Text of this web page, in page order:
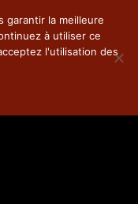
garantir la meilleure
à utiliser ce
l'utilisation des